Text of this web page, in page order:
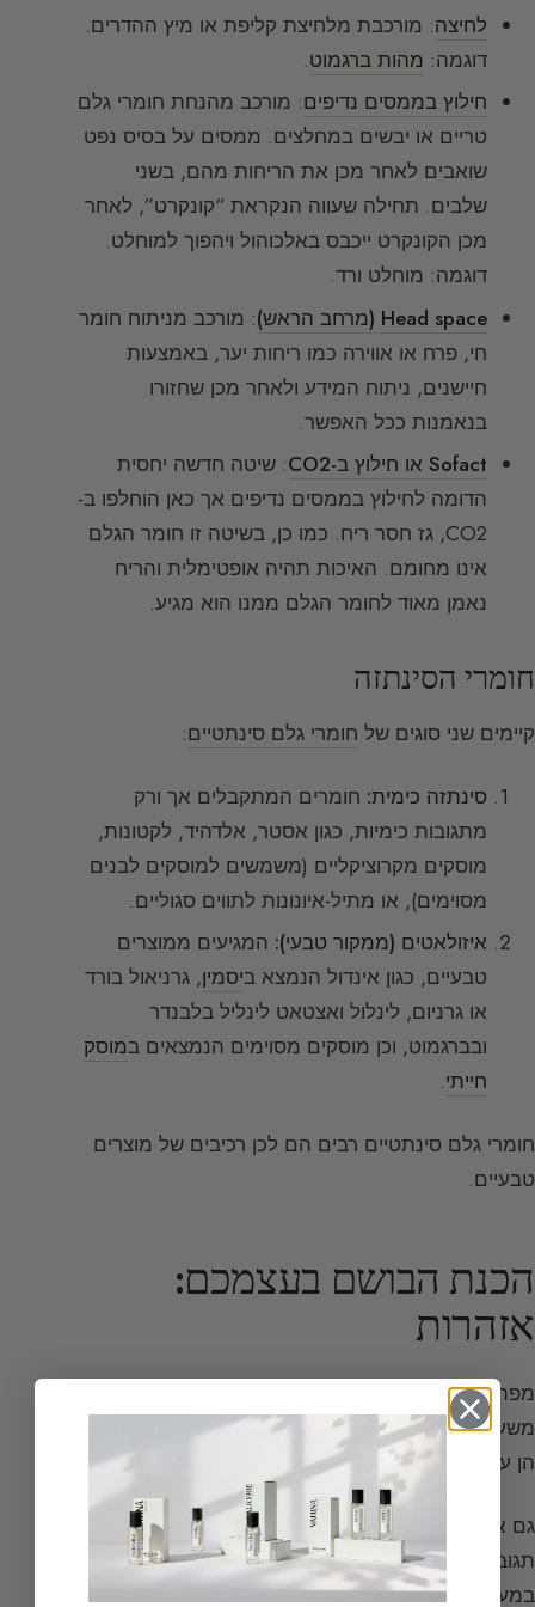
לחיצה: מורכבת מלחיצת קליפת או מיץ ההדרים.
דוגמה: מהות ברגמוט.
חילוץ בממסים נדיפים: מורכב מהנחת חומרי גלם
טריים או יבשים במחלצים. ממסים על בסיס נפט
שואבים לאחר מכן את הריחות מהם, בשני
שלבים. תחילה שעווה הנקראת “קונקרט”, לאחר
מכן הקונקרט ייכבס באלכוהול ויהפוך למוחלט.
דוגמה: מוחלט ורד.
Head space (מרחב הראש)
: מורכב מניתוח חומר
חי, פרח או אווירה כמו ריחות יער, באמצעות
חיישנים, ניתוח המידע ולאחר מכן שחזורו
בנאמנות ככל האפשר.
Sofact או חילוץ ב-CO2
: שיטה חדשה יחסית
הדומה לחילוץ בממסים נדיפים אך כאן הוחלפו ב-
CO2, גז חסר ריח. כמו כן, בשיטה זו חומר הגלם
אינו מחומם. האיכות תהיה אופטימלית והריח
נאמן מאוד לחומר הגלם ממנו הוא מגיע.
חומרי הסינתזה
קיימים שני סוגים של חומרי גלם סינתטיים:
סינתזה כימית: חומרים המתקבלים אך ורק
מתגובות כימיות, כגון אסטר, אלדהיד, לקטונות,
מוסקים מקרוציקליים (משמשים למוסקים לבנים
מסוימים), או מתיל-איונונות לתווים סגוליים.
איזולאטים (ממקור טבעי): המגיעים ממוצרים
טבעיים, כגון אינדול הנמצא ביסמין, גרניאול בורד
או גרניום, לינלול ואצטאט לינליל בלבנדר
ובברגמוט, וכן מוסקים מסוימים הנמצאים במוסק
חייתי.
חומרי גלם סינתטיים רבים הם לכן רכיבים של מוצרים
טבעיים.
הכנת הבושם בעצמכם:
אזהרות
מפתה לרצות
משעשע מאוד. יש להיזהר עם הקומפוזיציות שתיצרו, שכן
הן עלולות לגרום לאלרגיות.
גם אם חומרי הגלם בטוחים, עירובם יחד עלול לתת
תגובות אלרגיות. לכן, לפני שיוצאים לשוק, בשמים נבדקים
במעבדה.